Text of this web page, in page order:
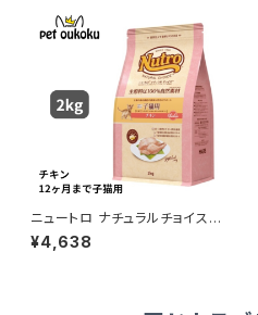
ニュートロ ナチュラルチョイス
室内猫用 キトン チキン 2kg 45
62358785344
¥4,638